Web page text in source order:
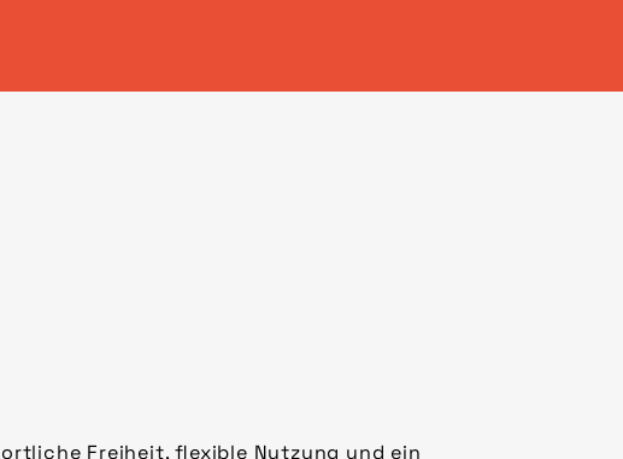
Freiheit, flexible Nutzung und ein